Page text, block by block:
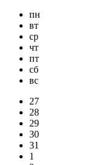
пн
вт
ср
чт
пт
сб
вс
27
28
29
30
31
1